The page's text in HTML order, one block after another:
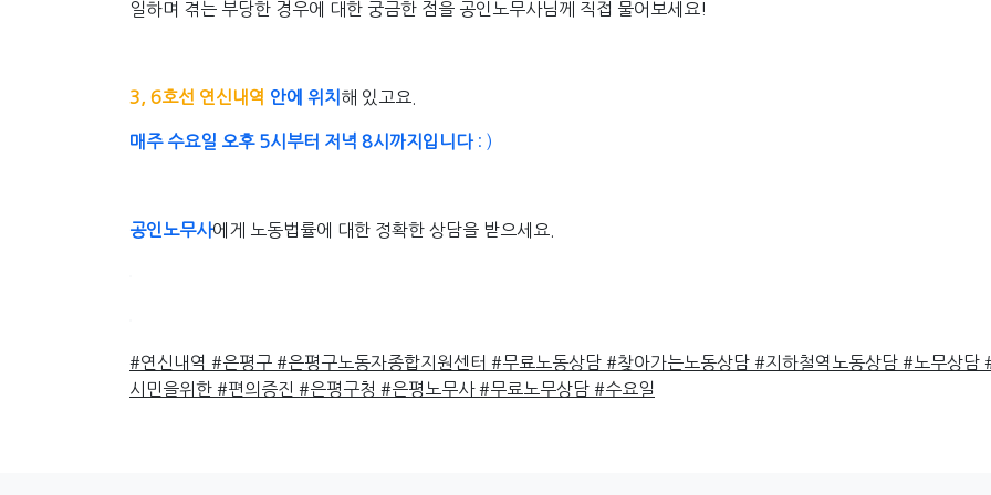
일하며 겪는 부당한 경우에 대한 궁금한 점을 공인노무사님께 직접 물어보세요!
3, 6호선 연신내역 안에 위치 해 있고요.
매주 수요일 오후 5시부터 저녁 8시까지입니다: )
공인노무사에게 노동법률에 대한 정확한 상담을 받으세요.
#연신내역 #은평구 #은평구노동자종합지원센터 #무료노동상담 #찾아가는노동상담 #지하철역노동상담 #노무상담
시민을위한 #편의증진 #은평구청 #은평노무사 #무료노무상담 #수요일